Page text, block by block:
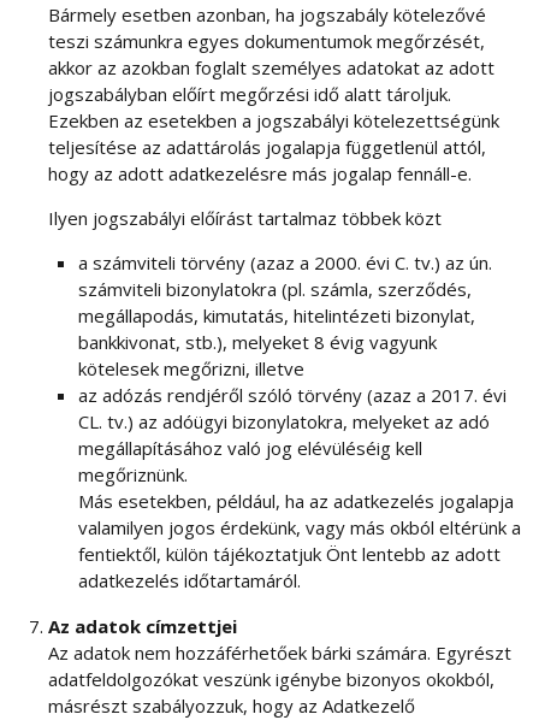
Bármely esetben azonban, ha jogszabály kötelezővé
teszi számunkra egyes dokumentumok megőrzését,
akkor az azokban foglalt személyes adatokat az adott
jogszabályban előírt megőrzési idő alatt tároljuk.
Ezekben az esetekben a jogszabályi kötelezettségünk
teljesítése az adattárolás jogalapja függetlenül attól,
hogy az adott adatkezelésre más jogalap fennáll-e.
Ilyen jogszabályi előírást tartalmaz többek közt
a számviteli törvény (azaz a 2000. évi C. tv.) az ún.
számviteli bizonylatokra (pl. számla, szerződés,
megállapodás, kimutatás, hitelintézeti bizonylat,
bankkivonat, stb.), melyeket 8 évig vagyunk
kötelesek megőrizni, illetve
az adózás rendjéről szóló törvény (azaz a 2017. évi
CL. tv.) az adóügyi bizonylatokra, melyeket az adó
megállapításához való jog elévüléséig kell
megőriznünk.
Más esetekben, például, ha az adatkezelés jogalapja
valamilyen jogos érdekünk, vagy más okból eltérünk a
fentiektől, külön tájékoztatjuk Önt lentebb az adott
adatkezelés időtartamáról.
Az adatok címzettjei
Az adatok nem hozzáférhetőek bárki számára. Egyrészt
adatfeldolgozókat veszünk igénybe bizonyos okokból,
másrészt szabályozzuk, hogy az Adatkezelő